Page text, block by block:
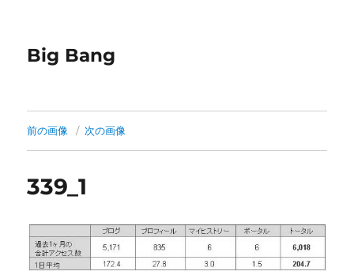
Big Bang
前の画像 次の画像
339_1